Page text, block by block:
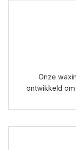
Onze
ontwikkeld